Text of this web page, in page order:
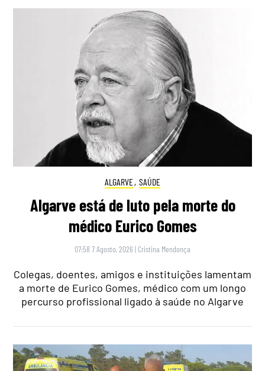
ALGARVE, SAÚDE
Algarve está de luto pela morte do
médico Eurico Gomes
07:58 7 Agosto, 2026 | Cristina Mendonça
Colegas, doentes, amigos e instituições lamentam
a morte de Eurico Gomes, médico com um longo
percurso profissional ligado à saúde no Algarve